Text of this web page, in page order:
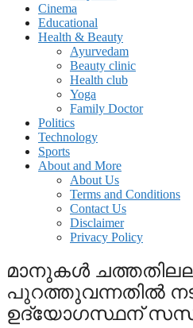
Cinema
Educational
Health & Beauty
Ayurvedam
Beauty clinic
Health club
Yoga
Family Doctor
Politics
Technology
Sports
About and More
About Us
Terms and Conditions
Contact Us
Disclaimer
Privacy Policy
മാനുകള്‍
പുറത്തുവന്നതില്‍
ഉദ്യോഗസ്ഥന്